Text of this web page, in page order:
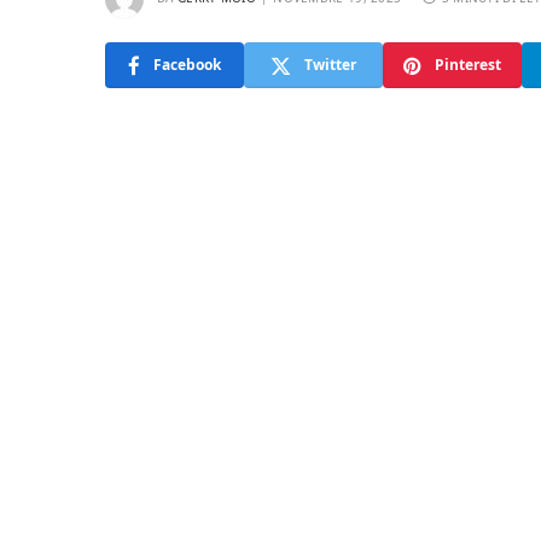
Facebook Twitter Pinterest